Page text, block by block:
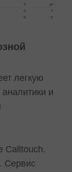
легкую
и
Calltouch.
Сервис